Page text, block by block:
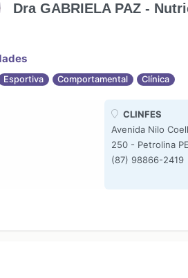
Dra GABRIELA PAZ -
Esportiva Comportamental Clínica
CLINFES
Avenida Nilo
250 - Petrolina PE
(87) 98866-2419